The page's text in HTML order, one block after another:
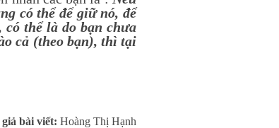
có thể để giữ nó, để
thể là do bạn chưa
cả (theo bạn), thì tại
bài viết: Hoàng Thị Hạnh